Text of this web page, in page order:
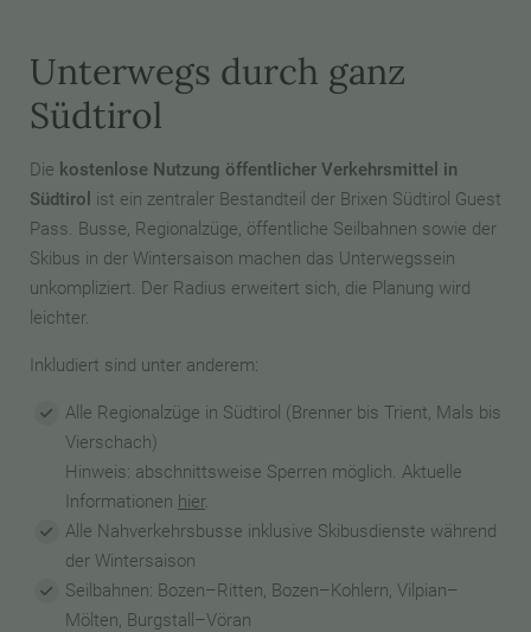
Unterwegs durch ganz
Südtirol
Die kostenlose Nutzung öffentlicher Verkehrsmittel in
Südtirol ist ein zentraler Bestandteil der Brixen Südtirol Guest
Pass. Busse, Regionalzüge, öffentliche Seilbahnen sowie der
Skibus in der Wintersaison machen das Unterwegssein
unkompliziert. Der Radius erweitert sich, die Planung wird
leichter.
Inkludiert sind unter anderem:
Alle Regionalzüge in Südtirol (Brenner bis Trient, Mals bis
Vierschach)
Hinweis: abschnittsweise Sperren möglich. Aktuelle
Informationen hier.
Alle Nahverkehrsbusse inklusive Skibusdienste während
der Wintersaison
Seilbahnen: Bozen–Ritten, Bozen–Kohlern, Vilpian–
Mölten, Burgstall–Vöran